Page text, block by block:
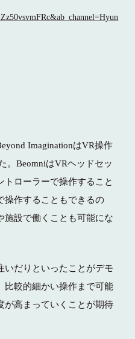
ImaginationはVR操作
。BeomniはVRヘッドセッ
トローラーで操作すること
操作することもできるの
施設で働くことも可能にな
いだりといったことがデモ
比較的細かい操作まで可能
が高まっていくことが期待